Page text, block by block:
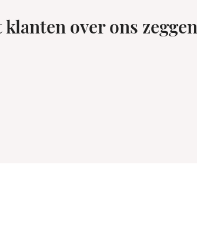
klanten over ons zeggen